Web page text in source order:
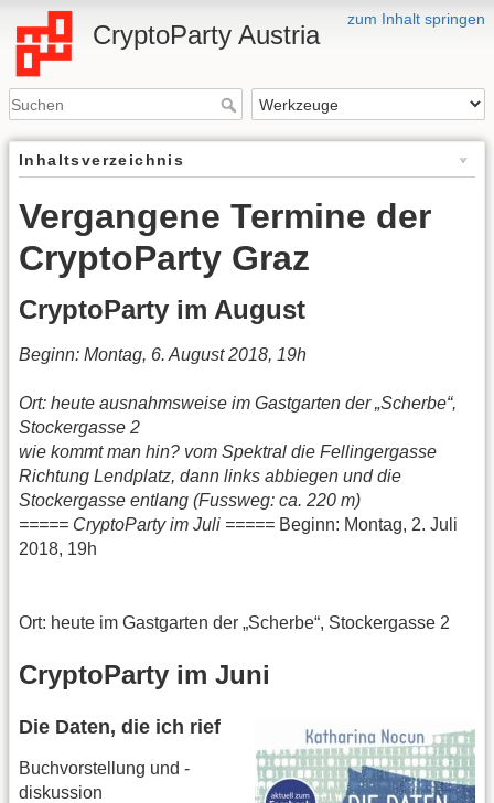
zum Inhalt springen
CryptoParty Austria
Inhaltsverzeichnis
Vergangene Termine der
CryptoParty Graz
CryptoParty im August
Beginn: Montag, 6. August 2018, 19h
Ort: heute ausnahmsweise im Gastgarten der „Scherbe“,
Stockergasse 2
wie kommt man hin? vom Spektral die Fellingergasse
Richtung Lendplatz, dann links abbiegen und die
Stockergasse entlang (Fussweg: ca. 220 m)
===== CryptoParty im Juli ===== Beginn: Montag, 2. Juli
2018, 19h
Ort: heute im Gastgarten der „Scherbe“, Stockergasse 2
CryptoParty im Juni
Die Daten, die ich rief
Buchvorstellung und -
diskussion